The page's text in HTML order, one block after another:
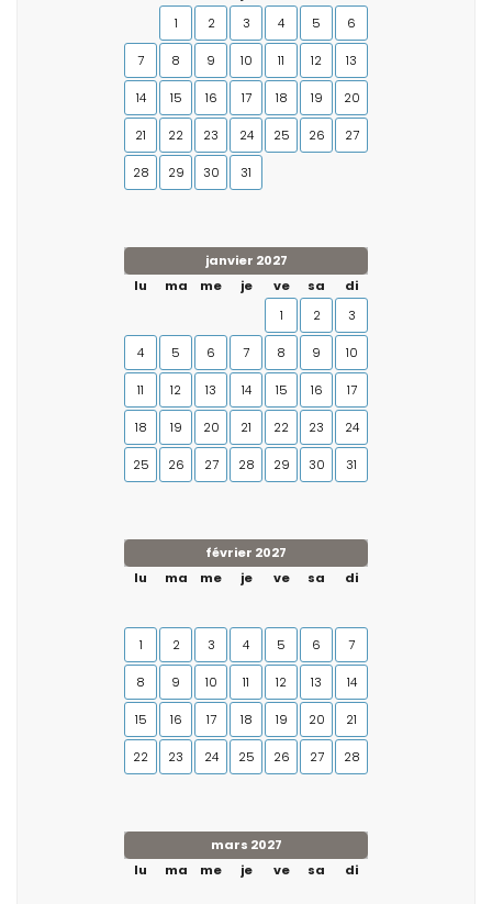
1
2 3 4 5 6
7 8 9 10 11 12 13
14 15 16 17 18 19 20
21 22 23 24 25 26 27
28 29 30 31
janvier 2027
lu
ma me je ve sa
di
1
2 3
4 5 6 7 8 9 10
11 12 13 14 15 16 17
18 19 20 21 22 23 24
25 26 27 28 29 30 31
février 2027
lu
ma me je ve sa di
1 2 3 4 5 6 7
8 9 10 11 12 13 14
15 16 17 18 19 20 21
22 23 24 25 26 27 28
mars 2027
lu
ma me je ve sa di